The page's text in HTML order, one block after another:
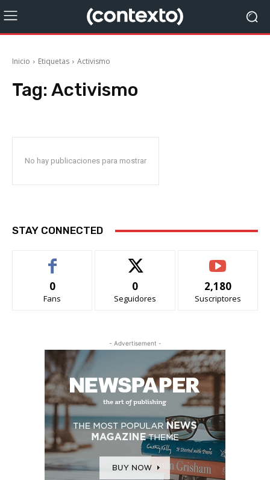
Inicio Etiquetas Activismo
Tag: Activismo
No hay publicaciones para mostrar
STAY CONNECTED
0
Fans
0
Seguidores
2,180
Suscriptores
- Advertisement -